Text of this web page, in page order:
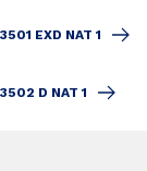
3501 EXD NAT 1
3502 D NAT 1